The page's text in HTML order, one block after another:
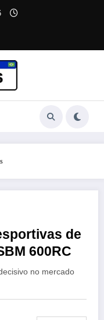
de
600RC
no mercado